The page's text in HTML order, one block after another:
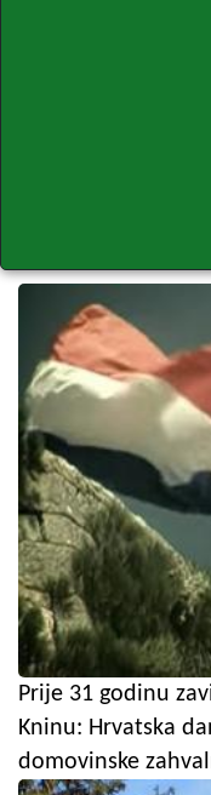
Prije 31 godinu
Kninu: Hrvatska
domovinske